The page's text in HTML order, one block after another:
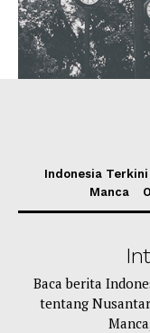
Indonesia Terkini
Manca
Baca berita
tentang